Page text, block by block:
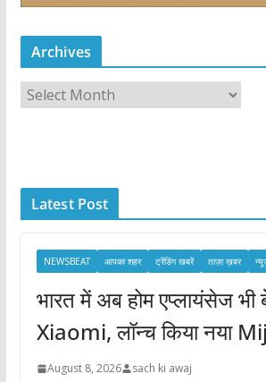
Archives
Latest Post
NEWSBEAT आपका शहर ट्रेंडिंग खबरें ताज़ा ख़बर
भारत में अब होम एप्लायंसेज भी
Xiaomi, लॉन्च किया नया
August 8, 2026 sach ki awaj